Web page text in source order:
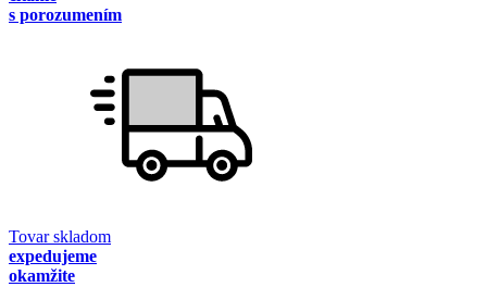
s porozumením
Tovar skladom
expedujeme
okamžite